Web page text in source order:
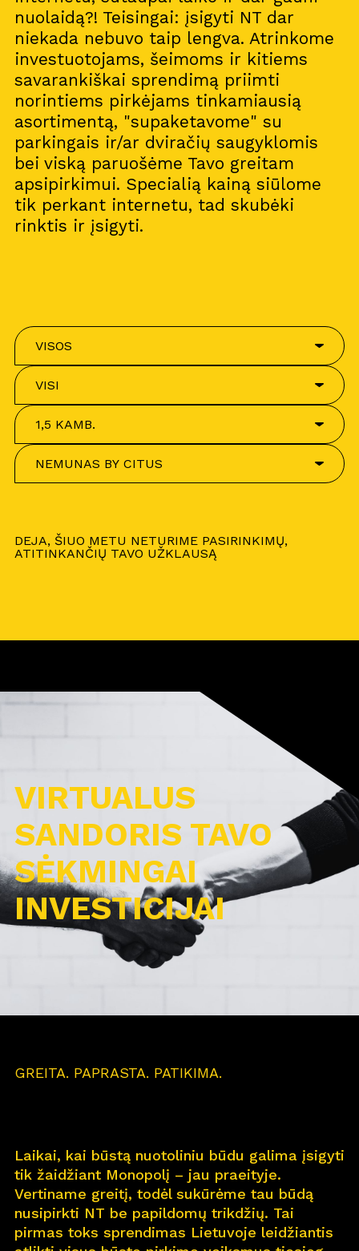
nuolaidą?! Teisingai: įsigyti NT dar
niekada nebuvo taip lengva. Atrinkome
investuotojams, šeimoms ir kitiems
savarankiškai sprendimą priimti
norintiems pirkėjams tinkamiausią
asortimentą, "supaketavome" su
parkingais ir/ar dviračių saugyklomis
bei viską paruošėme Tavo greitam
apsipirkimui. Specialią kainą siūlome
tik perkant internetu, tad skubėki
rinktis ir įsigyti.
VISOS
VISI
1,5 KAMB.
NEMUNAS BY CITUS
DEJA, ŠIUO METU NETURIME PASIRINKIMŲ,
ATITINKANČIŲ TAVO UŽKLAUSĄ
VIRTUALUS
SANDORIS TAVO
SĖKMINGAI
INVESTICIJAI
GREITA. PAPRASTA. PATIKIMA.
Laikai, kai būstą nuotoliniu būdu galima įsigyti
tik žaidžiant Monopolį – jau praeityje.
Vertiname greitį, todėl sukūrėme tau būdą
nusipirkti NT be papildomų trikdžių. Tai
pirmas toks sprendimas Lietuvoje leidžiantis